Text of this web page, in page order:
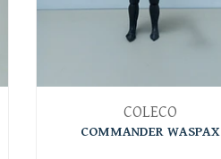
COLECO
COMMANDER WASPAX